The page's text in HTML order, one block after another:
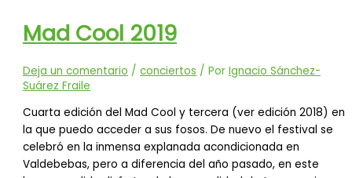
Mad Cool 2019
Deja un comentario /conciertos / PorIgnacio Sánchez-
Suárez Fraile
Cuarta edición del Mad Cool y tercera (ver edición 2018) en
la que puedo acceder a sus fosos. De nuevo el festival se
celebró en la inmensa explanada acondicionada en
Valdebebas, pero a diferencia del año pasado, en este